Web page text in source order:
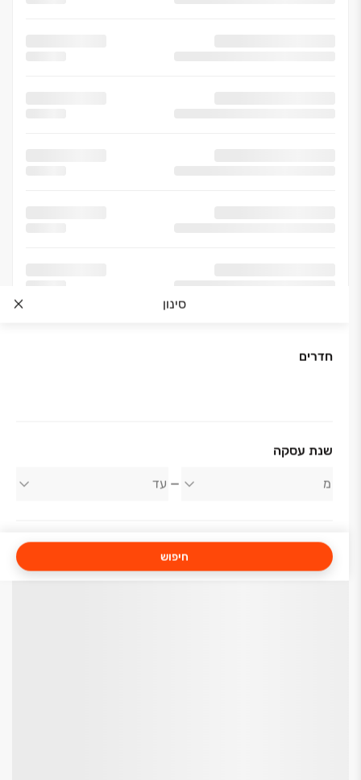
סינון
חדרים
שנת עסקה
חיפוש